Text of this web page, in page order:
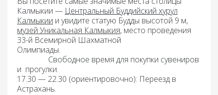
Калмыкии — Центральный Буддийский хурул
Калмыкии и увидите статую Будды высотой 9 м,
музей Уникальная Калмыкия, место проведения
33-й Всемирной Шахматной
Олимпиады.
Свободное время для покупки сувениров
и прогулки.
17.30 — 22.30 (ориентировочно): Переезд в
Астрахань.